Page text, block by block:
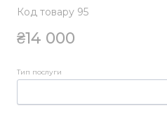
Код товару 95
₴14 000
Тип послуги